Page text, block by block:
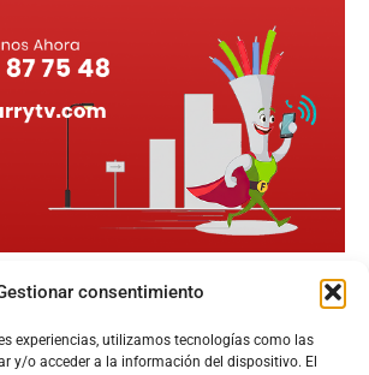
consentimiento
experiencias, utilizamos tecnologías como las
y/o acceder a la información del dispositivo. El